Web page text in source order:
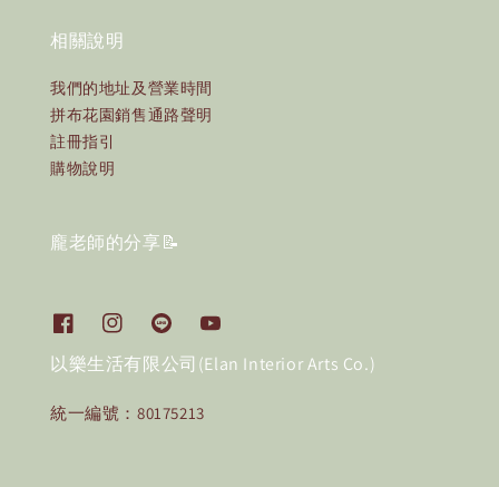
相關說明
我們的地址及營業時間
拼布花園銷售通路聲明
註冊指引
購物說明
龐老師的分享📝
以樂生活有限公司(Elan Interior Arts Co.)
統一編號：80175213